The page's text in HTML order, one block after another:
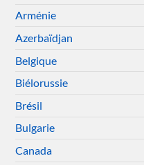
Arménie
Azerbaïdjan
Belgique
Biélorussie
Brésil
Bulgarie
Canada